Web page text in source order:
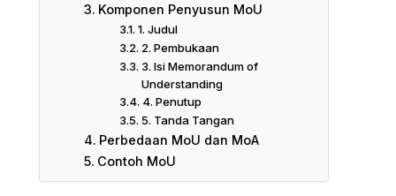
Komponen Penyusun MoU
1. Judul
2. Pembukaan
3. Isi Memorandum of
Understanding
4. Penutup
5. Tanda Tangan
Perbedaan MoU dan MoA
Contoh MoU